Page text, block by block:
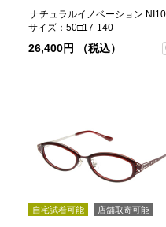
サイズ：50□17-140
26,400円 （税込）
自宅試着可能 店舗取寄可能